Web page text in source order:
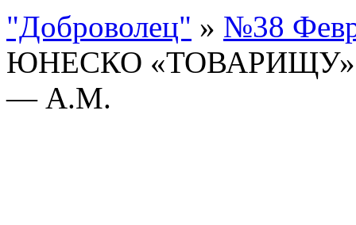
"Доброволец" » №38
ЮНЕСКО
— A.M.